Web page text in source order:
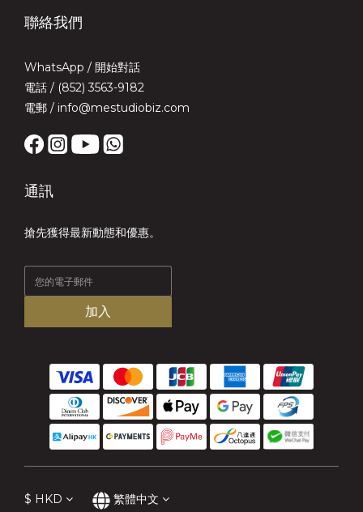
聯絡我們
WhatsApp / 開始對話
電話 / (852) 3563-9182
電郵 / info@mestudiobiz.com
通訊
搶先獲得最新動態和優惠。
加入
$ HKD 繁體中文